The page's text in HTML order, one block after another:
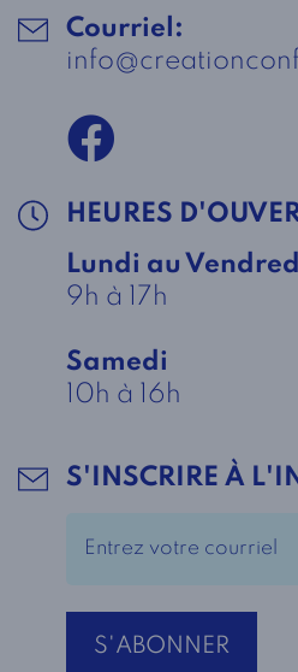
Courriel:
HEURES
Lundi au
9h à 17h
Samedi
10h à 16h
S'INSCRIRE À